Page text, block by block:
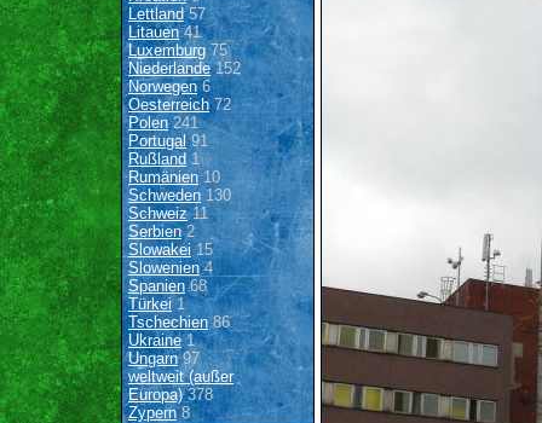
Lettland57
Litauen41
Luxemburg 75
Niederlande152
Norwegen6
Oesterreich72
Polen 241
Portugal91
Rußland 1
Rumänien10
Schweden 130
Schweiz11
Serbien2
Slowakei15
Slowenien4
Spanien68
Türkei1
Tschechien 86
Ukraine1
Ungarn97
weltweit (außer
Europa)378
Zypern8